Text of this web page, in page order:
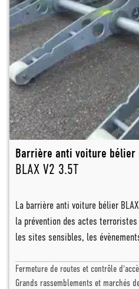
Barrière anti voiture bélier
BLAX V2 3.5T
La barrière anti voiture bélier
la prévention des actes
les sites sensibles, les
Fermeture de routes et contrôle
Grands rassemblements et marchés